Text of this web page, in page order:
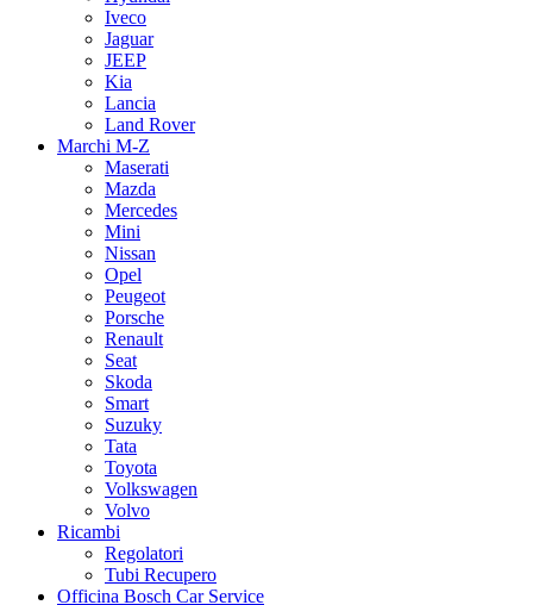
Iveco
Jaguar
JEEP
Kia
Lancia
Land Rover
Marchi M-Z
Maserati
Mazda
Mercedes
Mini
Nissan
Opel
Peugeot
Porsche
Renault
Seat
Skoda
Smart
Suzuky
Tata
Toyota
Volkswagen
Volvo
Ricambi
Regolatori
Tubi Recupero
Officina Bosch Car Service